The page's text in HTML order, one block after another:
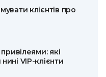
клієнтів про
які
VIP-клієнти